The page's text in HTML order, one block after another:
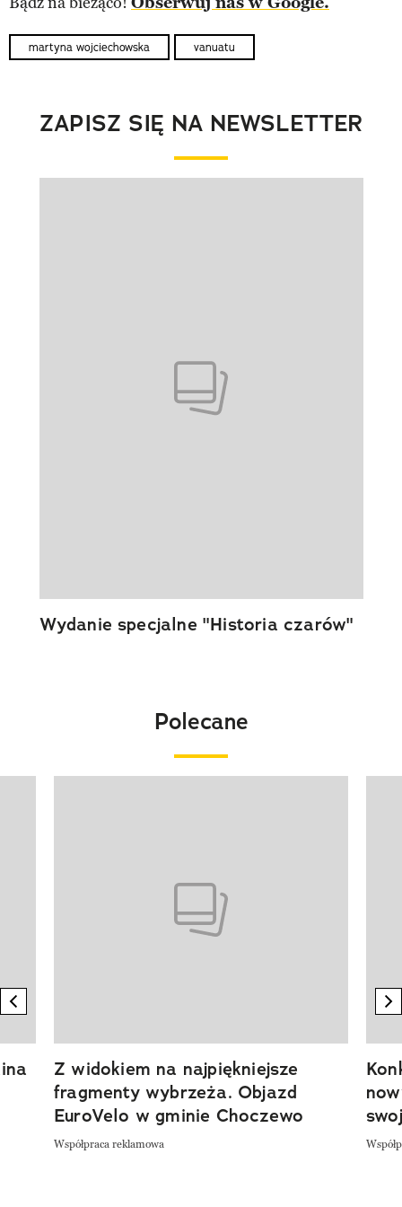
martyna wojciechowska vanuatu
ZAPISZ SIĘ NA NEWSLETTER
Wydanie specjalne "Historia czarów"
Polecane
previous element
Z widokiem na najpiękniejsze
fragmenty wybrzeża. Objazd
EuroVelo w gminie Choczewo
Współpraca reklamowa